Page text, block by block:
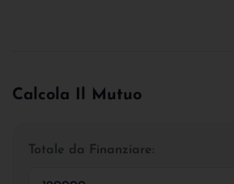
Calcola Il Mutuo
Totale da Finanziare: